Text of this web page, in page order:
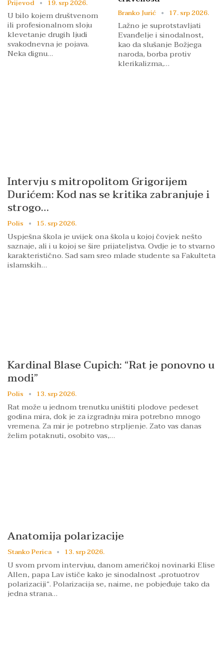
Prijevod 19. srp 2026.
U bilo kojem društvenom
ili profesionalnom sloju
klevetanje drugih ljudi
svakodnevna je pojava.
Neka dignu…
Branko Jurić 17. srp 2026.
Lažno je suprotstavljati
Evanđelje i sinodalnost,
kao da slušanje Božjega
naroda, borba protiv
klerikalizma,…
Intervju s mitropolitom Grigorijem
Durićem: Kod nas se kritika zabranjuje i
strogo…
Polis 15. srp 2026.
Uspješna škola je uvijek ona škola u kojoj čovjek nešto
saznaje, ali i u kojoj se šire prijateljstva. Ovdje je to stvarno
karakteristično. Sad sam sreo mlade studente sa Fakulteta
islamskih…
Kardinal Blase Cupich: “Rat je ponovno u
modi”
Polis 13. srp 2026.
Rat može u jednom trenutku uništiti plodove pedeset
godina mira, dok je za izgradnju mira potrebno mnogo
vremena. Za mir je potrebno strpljenje. Zato vas danas
želim potaknuti, osobito vas,…
Anatomija polarizacije
Stanko Perica 13. srp 2026.
U svom prvom intervjuu, danom američkoj novinarki Elise
Allen, papa Lav ističe kako je sinodalnost „protuotrov
polarizaciji“. Polarizacija se, naime, ne pobjeđuje tako da
jedna strana…